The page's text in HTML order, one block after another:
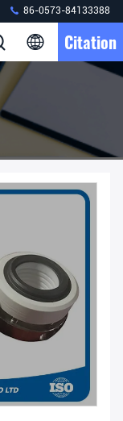
86-0573-84133388
Citation